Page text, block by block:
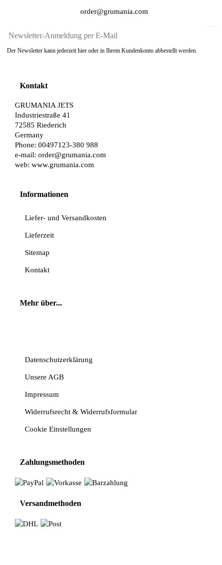
order@grumania.com
Der Newsletter kann jederzeit hier oder in Ihrem Kundenkonto abbestellt werden.
Kontakt
GRUMANIA JETS
Industriestraße 41
72585 Riederich
Germany
Phone: 00497123-380 988
e-mail: order@grumania.com
web: www.grumania.com
Informationen
Liefer- und Versandkosten
Lieferzeit
Sitemap
Kontakt
Mehr über...
Datenschutzerklärung
Unsere AGB
Impressum
Widerrufsrecht & Widerrufsformular
Cookie Einstellungen
Zahlungsmethoden
Versandmethoden